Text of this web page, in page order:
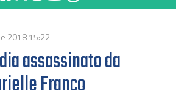
2018 15:22
assassinato da
Franco